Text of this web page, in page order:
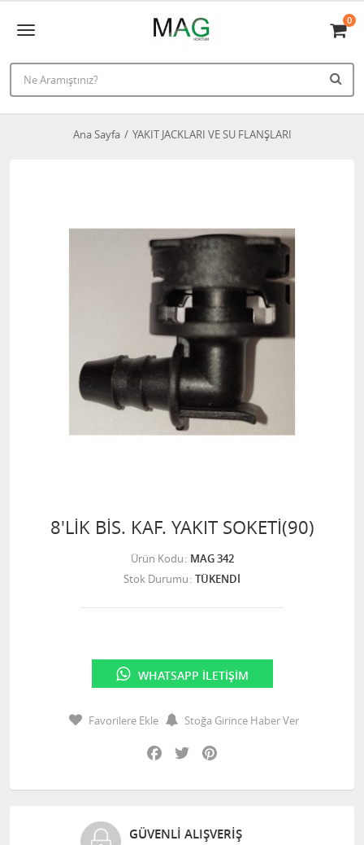
0
Ana Sayfa YAKIT JACKLARI VE SU FLANŞLARI
8'LİK BİS. KAF. YAKIT SOKETİ(90)
Ürün Kodu MAG 342
Stok Durumu TÜKENDİ
WHATSAPP İLETIŞIM
Favorilere Ekle
Stoğa Girince Haber Ver
Facebook
Twitter
GÜVENLI ALIŞVERIŞ